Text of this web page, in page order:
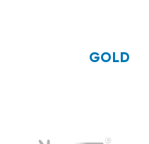
GOLD